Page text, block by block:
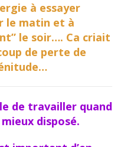
à essayer
le matin et à
le soir…. Ca criait
de perte de
de travailler quand
disposé.